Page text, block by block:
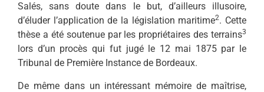
Salés, sans doute dans le but, d’ailleurs illusoire,
d’éluder l’application de la législation maritime2. Cette
thèse a été soutenue par les propriétaires des terrains3
lors d’un procès qui fut jugé le 12 mai 1875 par le
Tribunal de Première Instance de Bordeaux.
De même dans un intéressant mémoire de maîtrise,